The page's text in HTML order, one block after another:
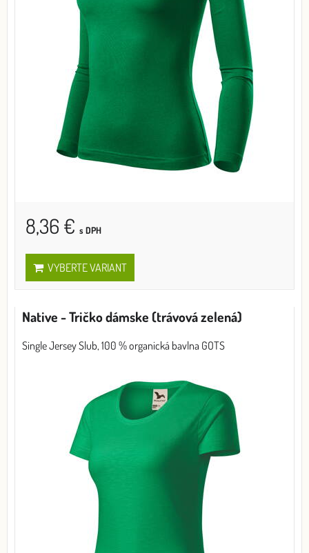
8,36 € s DPH
VYBERTE VARIANT
Native - Tričko dámske (trávová zelená)
Single Jersey Slub, 100 % organická bavlna GOTS